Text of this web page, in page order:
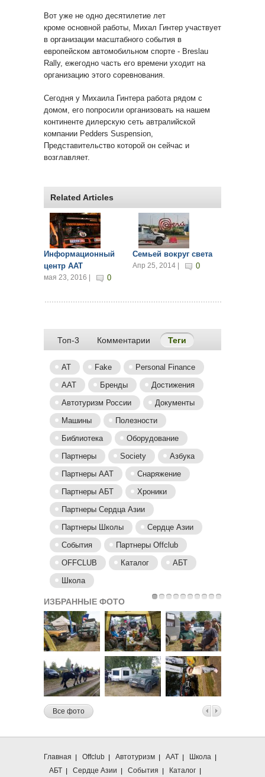
Вот уже не одно десятилетие лет
кроме основной работы, Михал Гинтер участвует
в организации масштабного события в
европейском автомобильном спорте - Breslau
Rally, ежегодно часть его времени уходит на
организацию этого соревнования.
Сегодня у Михаила Гинтера работа рядом с
домом, его попросили организовать на нашем
континенте дилерскую сеть автралийской
компании Pedders Suspension,
Представительство которой он сейчас и
возглавляет.
Related Articles
Информационный
центр ААТ
мая 23, 2016 | 0
Семьей вокруг света
Апр 25, 2014 | 0
Топ-3 Комментарии Теги (активная
AT Fake
Personal Finance
ААТ
Бренды
Достижения
Автотуризм России
Документы
Машины
Полезности
Библиотека
Оборудование
Партнеры
Society
Азбука
Партнеры AAT
Снаряжение
Партнеры АБТ
Хроники
Партнеры Сердца Азии
Партнеры Школы
Сердце Азии
События
Партнеры Offclub
OFFCLUB
Каталог
АБТ
Школа
ИЗБРАННЫЕ ФОТО
Все фото
Главная Offclub Автотуризм ААТ
Школа
АБТ
Сердце Азии События Каталог